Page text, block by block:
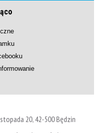
20, 42-500 Będzin